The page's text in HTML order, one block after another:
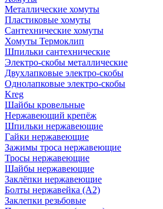
Металлические хомуты
Пластиковые хомуты
Сантехнические хомуты
Хомуты Термоклип
Шпильки сантехнические
Электро-скобы металлические
Двухлапковые электро-скобы
Однолапковые электро-скобы
Kreg
Шайбы кровельные
Нержавеющий крепёж
Шпильки нержавеющие
Гайки нержавеющие
Зажимы троса нержавеющие
Тросы нержавеющие
Шайбы нержавеющие
Заклёпки нержавеющие
Болты нержавейка (А2)
Заклепки резьбовые